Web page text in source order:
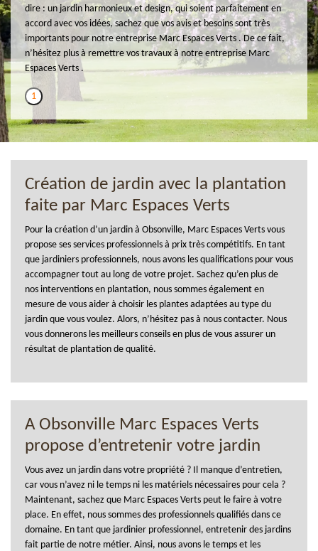
dire : un jardin harmonieux et design, qui soient parfaitement en
accord avec vos idées, sachez que vos avis et besoins sont très
importants pour notre entreprise Marc Espaces Verts . De ce fait,
n’hésitez plus à remettre vos travaux à notre entreprise Marc
Espaces Verts .
1
Création de jardin avec la plantation
faite par Marc Espaces Verts
Pour la création d’un jardin à Obsonville, Marc Espaces Verts vous
propose ses services professionnels à prix très compétitifs. En tant
que jardiniers professionnels, nous avons les qualifications pour vous
accompagner tout au long de votre projet. Sachez qu’en plus de
nos interventions en plantation, nous sommes également en
mesure de vous aider à choisir les plantes adaptées au type du
jardin que vous voulez. Alors, n’hésitez pas à nous contacter. Nous
vous donnerons les meilleurs conseils en plus de vous assurer un
résultat de plantation de qualité.
A Obsonville Marc Espaces Verts
propose d’entretenir votre jardin
Vous avez un jardin dans votre propriété ? Il manque d’entretien,
car vous n’avez ni le temps ni les matériels nécessaires pour cela ?
Maintenant, sachez que Marc Espaces Verts peut le faire à votre
place. En effet, nous sommes des professionnels qualifiés dans ce
domaine. En tant que jardinier professionnel, entretenir des jardins
fait partie de notre métier. Ainsi, nous avons le temps et les